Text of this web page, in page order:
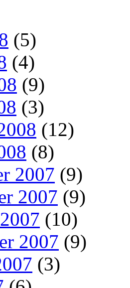
(5)
(4)
(9)
(3)
(12)
(8)
2007 (9)
2007 (9)
(10)
2007 (9)
(3)